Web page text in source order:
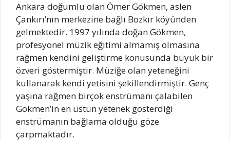
Ankara doğumlu olan Ömer Gökmen, aslen
Çankırı’nın merkezine bağlı Bozkır köyünden
gelmektedir. 1997 yılında doğan Gökmen,
profesyonel müzik eğitimi almamış olmasına
rağmen kendini geliştirme konusunda büyük bir
özveri göstermiştir. Müziğe olan yeteneğini
kullanarak kendi yetisini şekillendirmiştir. Genç
yaşına rağmen birçok enstrümanı çalabilen
Gökmen’in en üstün yetenek gösterdiği
enstrümanın bağlama olduğu göze
çarpmaktadır.